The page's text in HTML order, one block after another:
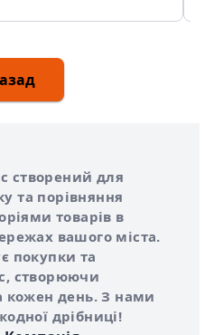
створений для
та порівняння
товарів в
вашого міста.
покупки та
створюючи
кожен день. З нами
дрібниці!